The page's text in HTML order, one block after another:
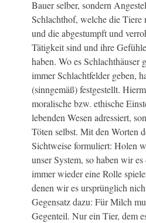
Bauer selber, sondern
Schlachthof, welche die Tiere
und die abgestumpft und
Tätigkeit sind und ihre
haben. Wo es Schlachthäuser
immer Schlachtfelder geben,
(sinngemäß) festgestellt.
moralische bzw. ethische
lebenden Wesen adressiert,
Töten selbst. Mit den Worten
Sichtweise formuliert: Holen
unser System, so haben wir
immer wieder eine Rolle
denen wir es ursprünglich
Gegensatz dazu: Für Milch
Gegenteil. Nur ein Tier, dem